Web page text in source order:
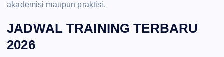
akademisi maupun praktisi.
JADWAL TRAINING TERBARU
2026